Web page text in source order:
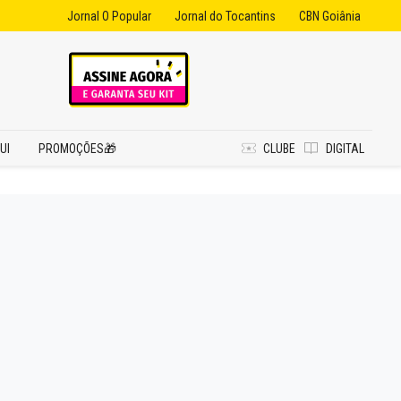
Jornal O Popular Jornal do Tocantins CBN Goiânia
PROMOÇÕES🎁 CLUBE DIGITAL